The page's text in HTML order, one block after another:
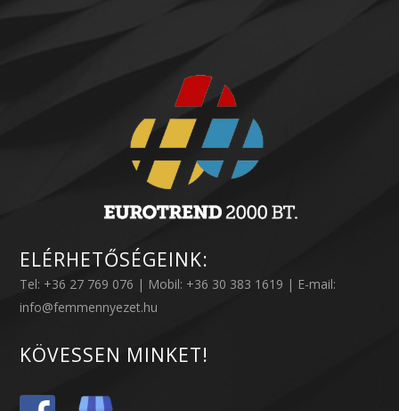
ELÉRHETŐSÉGEINK:
Tel: +36 27 769 076 | Mobil: +36 30 383 1619 | E-mail:
info@femmennyezet.hu
KÖVESSEN MINKET!